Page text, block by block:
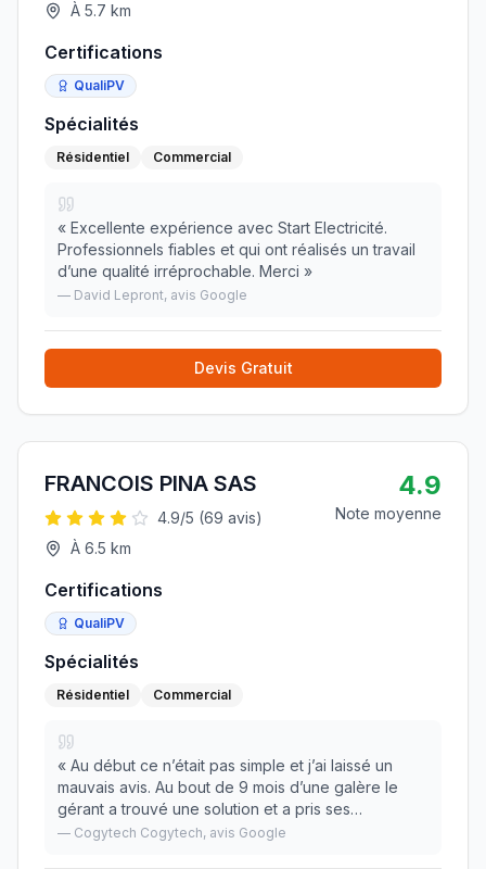
À 5.7 km
Certifications
QualiPV
Spécialités
Résidentiel Commercial
« Excellente expérience avec Start Electricité.
Professionnels fiables et qui ont réalisés un travail
d’une qualité irréprochable. Merci »
— David Lepront, avis Google
Devis Gratuit
FRANCOIS PINA SAS
4.9/5 (69 avis)
À 6.5 km
4.9
Note moyenne
Certifications
QualiPV
Spécialités
Résidentiel Commercial
« Au début ce n’était pas simple et j’ai laissé un
mauvais avis. Au bout de 9 mois d’une galère le
gérant a trouvé une solution et a pris ses
responsabilités. Il a respecté sa parole et tout
— Cogytech Cogytech, avis Google